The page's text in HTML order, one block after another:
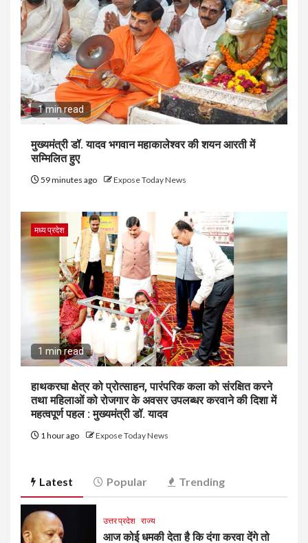
1 min read
मुख्यमंत्री डॉ. यादव भगवान महाकालेश्‍वर की शयन आरती में
सम्मिलित हुए
59 minutes ago Expose Today News
मध्य प्रदेश
1 min read
हाथकरघा क्षेत्र को प्रोत्साहन, पारंपरिक कला को संरक्षित करने
तथा महिलाओं को रोजगार के अवसर उपलब्धर करवाने की दिशा में
महत्वपूर्ण पहल : मुख्यमंत्री डॉ. यादव
1 hour ago Expose Today News
Latest Popular Trending
उत्तर प्रदेश राज्य
आज कोई धमकी देता है कि दंगा करवा देंगे तो